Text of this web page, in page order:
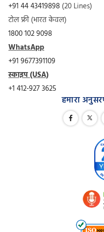
+91 44 43419898 (20 Lines)
टोल फ्री (भारत केवल)
1800 102 9098
WhatsApp
+91 9677391109
स्काइप (USA)
+1 412-927 3625
हमारा